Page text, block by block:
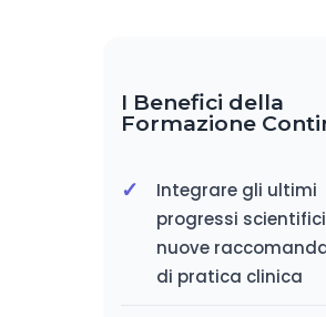
I Benefici della
Formazione
Integrare gli ultimi
progressi
nuove
di pratica clinica